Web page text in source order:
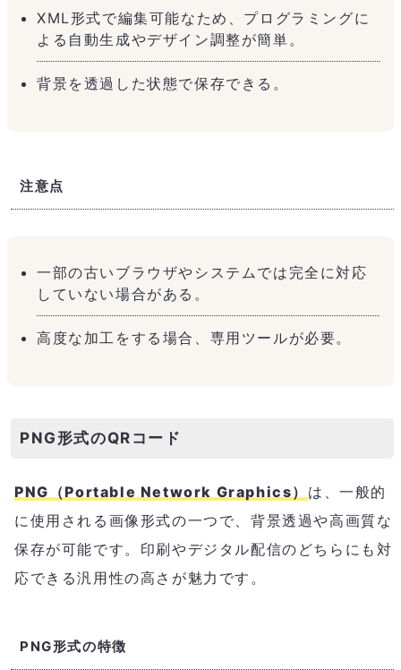
XML形式で編集可能なため、プログラミングに
よる自動生成やデザイン調整が簡単。
背景を透過した状態で保存できる。
注意点
一部の古いブラウザやシステムでは完全に対応
していない場合がある。
高度な加工をする場合、専用ツールが必要。
PNG形式のQRコード
PNG（Portable Network Graphics） は、一般的
に使用される画像形式の一つで、背景透過や高画質な
保存が可能です。印刷やデジタル配信のどちらにも対
応できる汎用性の高さが魅力です。
PNG形式の特徴